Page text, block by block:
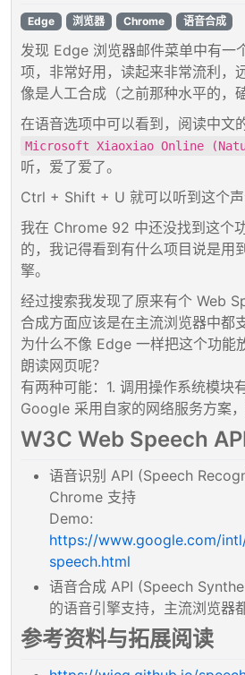
Edge 浏览器 Chrome 语音合成
发现 Edge 浏览器邮件菜单中有一
项，非常好用，读起来非常流利，
像是人工合成（之前那种水平的，
在语音选项中可以看到，阅读中文
Microsoft Xiaoxiao Online
听，爱了爱了。
Ctrl + Shift + U 就可以听到这个声
我在 Chrome 92 中还没找到这个
的，我记得看到有什么项目说是用
擎。
经过搜索我发现了原来有个 Web
合成方面应该是在主流浏览器中都
为什么不像 Edge 一样把这个功能
朗读网页呢？
有两种可能：1. 调用操作系统模块
Google 采用自家的网络服务方案，
W3C Web Speech
语音识别 API (Speech
Chrome 支持
Demo:
https://www.google.com/
speech.html
语音合成 API (Speech
的语音引擎支持，主流浏览器
参考资料与拓展阅读